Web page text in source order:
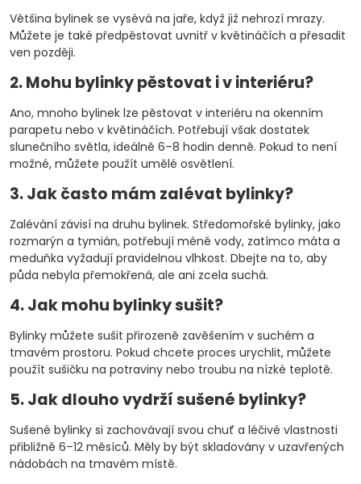
Většina bylinek se vysévá na jaře, když již nehrozí mrazy.
Můžete je také předpěstovat uvnitř v květináčích a přesadit
ven později.
2. Mohu bylinky pěstovat i v interiéru?
Ano, mnoho bylinek lze pěstovat v interiéru na okenním
parapetu nebo v květináčích. Potřebují však dostatek
slunečního světla, ideálně 6–8 hodin denně. Pokud to není
možné, můžete použít umělé osvětlení.
3. Jak často mám zalévat bylinky?
Zalévání závisí na druhu bylinek. Středomořské bylinky, jako
rozmarýn a tymián, potřebují méně vody, zatímco máta a
meduňka vyžadují pravidelnou vlhkost. Dbejte na to, aby
půda nebyla přemokřená, ale ani zcela suchá.
4. Jak mohu bylinky sušit?
Bylinky můžete sušit přirozeně zavěšením v suchém a
tmavém prostoru. Pokud chcete proces urychlit, můžete
použít sušičku na potraviny nebo troubu na nízké teplotě.
5. Jak dlouho vydrží sušené bylinky?
Sušené bylinky si zachovávají svou chuť a léčivé vlastnosti
přibližně 6–12 měsíců. Měly by být skladovány v uzavřených
nádobách na tmavém místě.